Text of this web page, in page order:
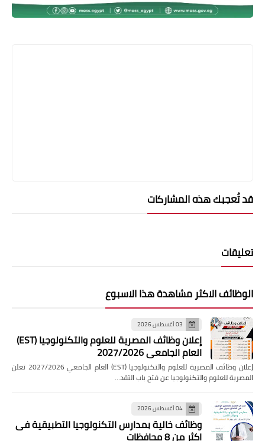
قد تُعجبك هذه المشاركات
تعليقات
الوظائف الاكثر مشاهدة هذا الاسبوع
03 أغسطس 2026
إعلان وظائف المصرية للعلوم والتكنولوجيا (EST)
العام الجامعي 2027/2026
إعلان وظائف المصرية للعلوم والتكنولوجيا (EST) العام الجامعي 2027/2026 تعلن
المصرية للعلوم والتكنولوجيا عن فتح باب التقد…
04 أغسطس 2026
وظائف خالية بمدارس التكنولوجيا التطبيقية فى
اكثر من 8 محافظات